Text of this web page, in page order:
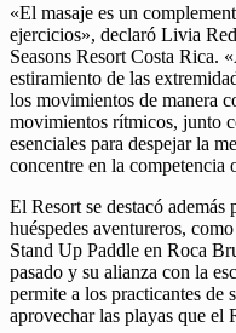
«El masaje es un
ejercicios», declaró Livia
Seasons Resort Costa Rica.
estiramiento de las
los movimientos de manera
movimientos rítmicos, junto
esenciales para despejar la
concentre en la competencia
El Resort se destacó
huéspedes aventureros,
Stand Up Paddle en Roca
pasado y su alianza con la
permite a los practicantes de
aprovechar las playas que el